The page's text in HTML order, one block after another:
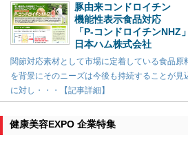
豚由来コンドロイチン
機能性表示食品対応
「P-コンドロイチンNHZ」
日本ハム株式会社
関節対応素材として市場に定着している食品原
を背景にそのニーズは今後も持続することが
に対し・・・【記事詳細】
健康美容EXPO 企業特集